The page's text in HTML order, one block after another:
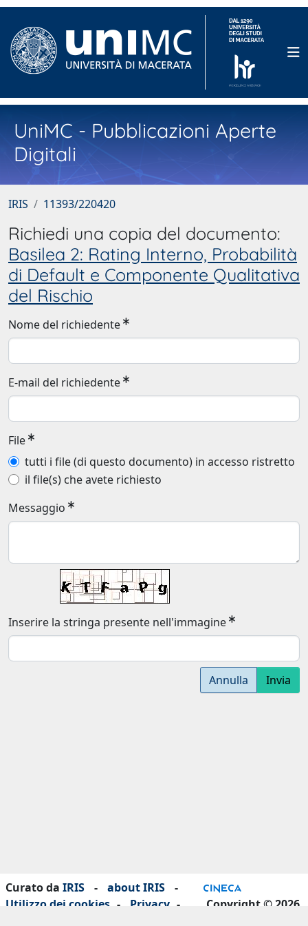
UniMC - Pubblicazioni Aperte
Digitali
IRIS 11393/220420
Richiedi una copia del documento:
Basilea 2: Rating Interno, Probabilità
di Default e Componente Qualitativa
del Rischio
Nome del richiedente
E-mail del richiedente
File
tutti i file (di questo documento) in accesso ristretto
il file(s) che avete richiesto
Messaggio
Inserire la stringa presente nell'immagine
Annulla Invia
Curato da IRIS - about IRIS
-
Utilizzo dei cookies - Privacy -
Copyright © 2026